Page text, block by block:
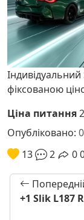
Індивідуальний
фіксованою
Ціна питання
Опубліковано:
13
2 0
+1 Slik L187